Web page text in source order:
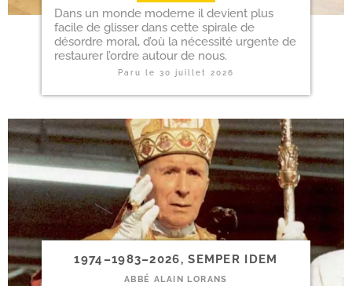
Dans un monde moderne il devient plus
facile de glis­ser dans cette spi­rale de
désordre moral, d’où la néces­si­té urgente de
res­tau­rer l’ordre autour de nous.
Paru le 30 juillet 2026
1974–1983–2026, SEMPER IDEM
ABBÉ ALAIN LORANS